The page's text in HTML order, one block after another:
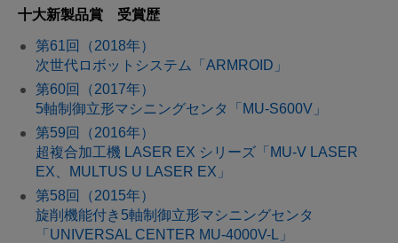
十大新製品賞 受賞歴
第61回（2018年）
次世代ロボットシステム「ARMROID」
第60回（2017年）
5軸制御立形マシニングセンタ「MU-S600V」
第59回（2016年）
超複合加工機 LASER EX シリーズ「MU-V LASER
EX、MULTUS U LASER EX」
第58回（2015年）
旋削機能付き5軸制御立形マシニングセンタ
「UNIVERSAL CENTER MU-4000V-L」